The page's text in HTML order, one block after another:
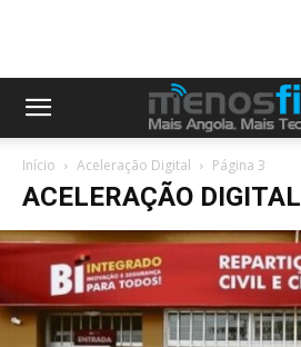
Início Aceleração Digital Página 3
ACELERAÇÃO DIGITAL